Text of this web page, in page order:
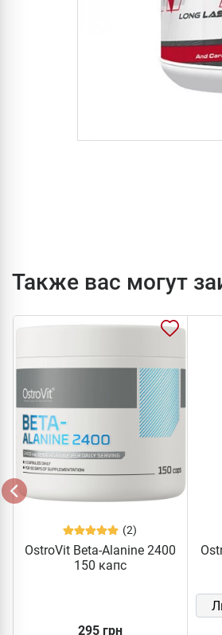
Также вас могут
(2)
OstroVit Beta-Alanine 2400
150 капс
295 грн